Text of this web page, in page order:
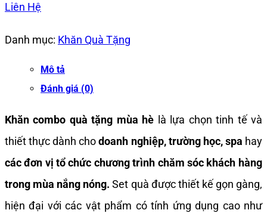
Liên Hệ
Danh mục: Khăn Quà Tặng
Mô tả
Đánh giá (0)
Khăn combo quà tặng mùa hè là lựa chọn tinh tế và
thiết thực dành chodoanh nghiệp, trường học, spa hay
các đơn vị tổ chức chương trình chăm sóc khách hàng
trong mùa nắng nóng. Set quà được thiết kế gọn gàng,
hiện đại với các vật phẩm có tính ứng dụng cao như